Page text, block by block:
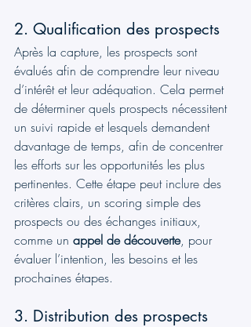
2. Qualification des prospects
Après la capture, les prospects sont
évalués afin de comprendre leur niveau
d’intérêt et leur adéquation. Cela permet
de déterminer quels prospects nécessitent
un suivi rapide et lesquels demandent
davantage de temps, afin de concentrer
les efforts sur les opportunités les plus
pertinentes. Cette étape peut inclure des
critères clairs, un scoring simple des
prospects ou des échanges initiaux,
comme un appel de découverte, pour
évaluer l’intention, les besoins et les
prochaines étapes.
3. Distribution des prospects